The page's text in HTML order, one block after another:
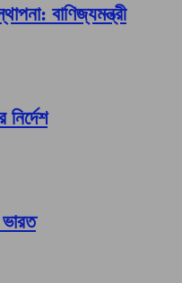
বাণিজ্যমন্ত্রী
ভারত